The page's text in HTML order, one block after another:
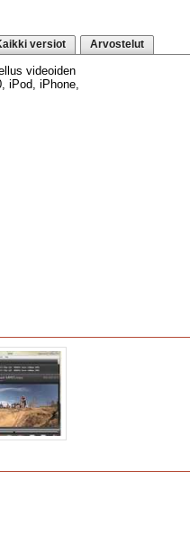
versiot Arvostelut
videoiden
iPod, iPhone,